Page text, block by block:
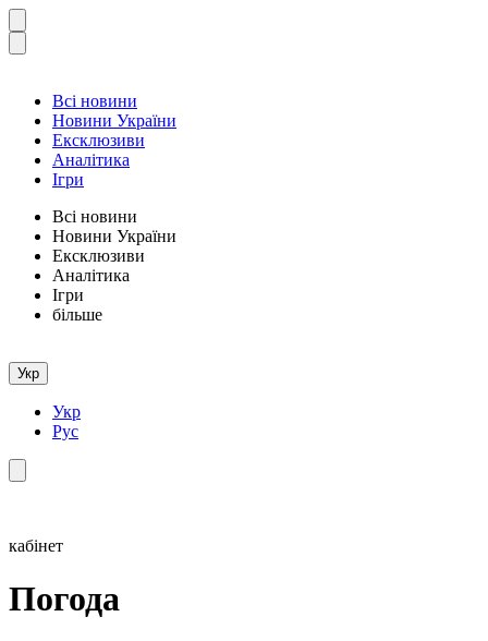
Всі новини
Новини України
Ексклюзиви
Аналітика
Ігри
Всі новини
Новини України
Ексклюзиви
Аналітика
Ігри
більше
Укр
Укр
Рус
кабінет
Погода